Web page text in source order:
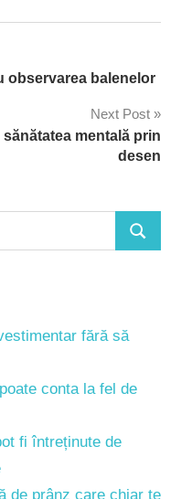
observarea balenelor
Next Post
mentală prin
desen
Search
fără să
conta la fel de
fi întreținute de
de prânz care chiar te